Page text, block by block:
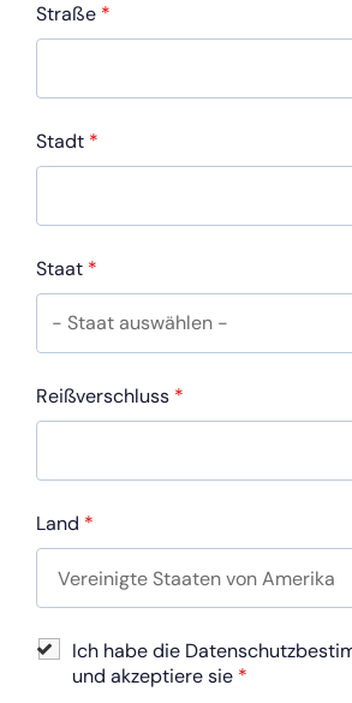
Straße *
Stadt *
Staat *
Reißverschluss *
Land *
Ich habe die
und akzeptiere sie *